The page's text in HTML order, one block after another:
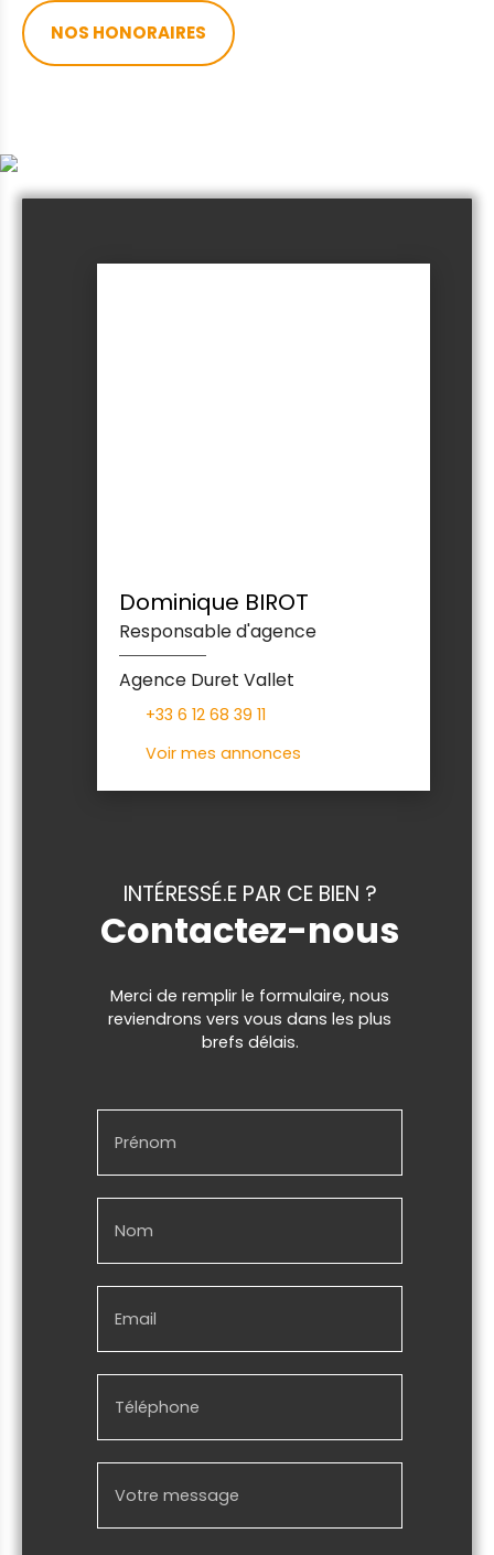
NOS HONORAIRES
Dominique BIROT
Responsable d'agence
Agence Duret Vallet
+33 6 12 68 39 11
Voir mes annonces
INTÉRESSÉ.E PAR CE BIEN ?
Contactez-nous
Merci de remplir le formulaire, nous
reviendrons vers vous dans les plus
brefs délais.
Prénom
Nom
Email
Téléphone
Votre message